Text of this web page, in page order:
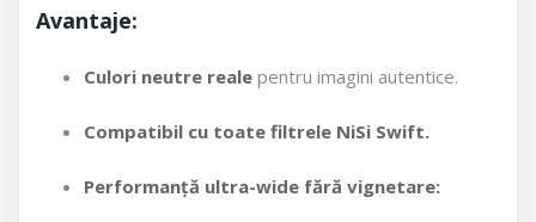
Avantaje:
Culori neutre reale pentru imagini autentice.
Compatibil cu toate filtrele NiSi Swift.
Performanță ultra-wide fără vignetare: